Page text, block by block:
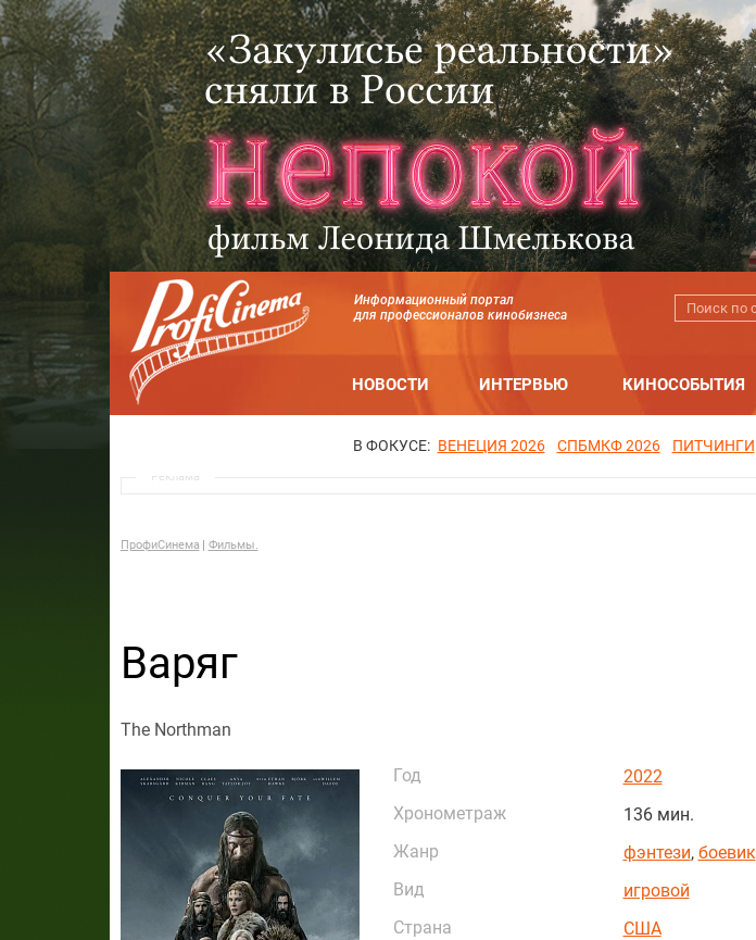
Информационный портал
для профессионалов кинобизнеса
НОВОСТИ ИНТЕРВЬЮ КИНОСОБЫТИЯ
В ФОКУСЕ: ВЕНЕЦИЯ 2026 СПБМКФ 2026 ПИТЧИНГИ
Реклама
ПрофиСинема Фильмы.
Варяг
The Northman
Год
2022
Хронометраж
136 мин.
Жанр
фэнтези, боевик
Вид
игровой
Страна
США